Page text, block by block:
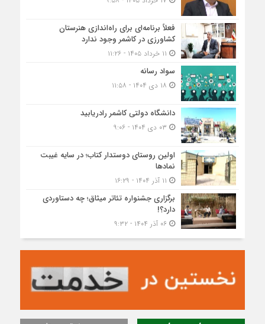
فعلاً برنامه‌ای برای راه‌اندازی هنرستان
کشاورزی در کاشمر وجود ندارد
سواد رسانه
دانشگاه دولتی کاشمر‌ رادریابید
اولین روستای دوستدار کتاب؛ در سایه غیبت
نمادها
برگزاری جشنواره تئاتر میثاق؛ چه دستاوردی
دارد؟!
۰۶ آذر ۱۴۰۴ - ۹:۳۲